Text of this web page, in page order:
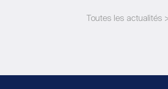
Toutes les actualités